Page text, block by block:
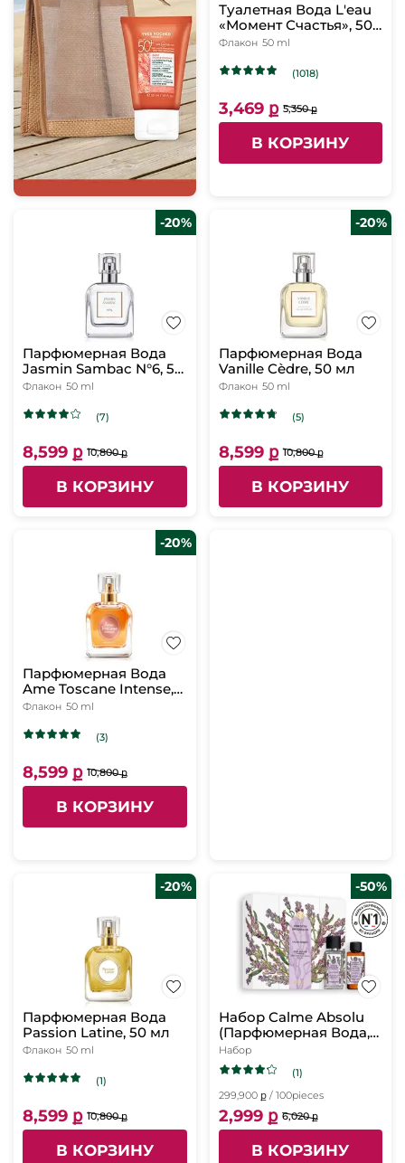
Туалетная Вода L'eau
«Момент Счастья», 50
мл
Флакон 50 ml
(1018)
3,469 ք 5,350 ք
В КОРЗИНУ
-20%
Парфюмерная Вода
Jasmin Sambac N°6, 50
мл
Флакон 50 ml
(7)
8,599 ք 10,800 ք
В КОРЗИНУ
-20%
Парфюмерная Вода
Vanille Cèdre, 50 мл
Флакон 50 ml
(5)
8,599 ք 10,800 ք
В КОРЗИНУ
-20%
Парфюмерная Вода
Ame Toscane Intense,
50 мл
Флакон 50 ml
(3)
8,599 ք 10,800 ք
В КОРЗИНУ
-20%
Парфюмерная Вода
Passion Latine, 50 мл
Флакон 50 ml
(1)
8,599 ք 10,800 ք
В КОРЗИНУ
-50%
Набор Calme Absolu
(Парфюмерная Вода,
50 мл, Массажное
Масло для Тела, 50
мл)
Набор
(1)
299,900 ք / 100pieces
2,999 ք 6,020 ք
В КОРЗИНУ